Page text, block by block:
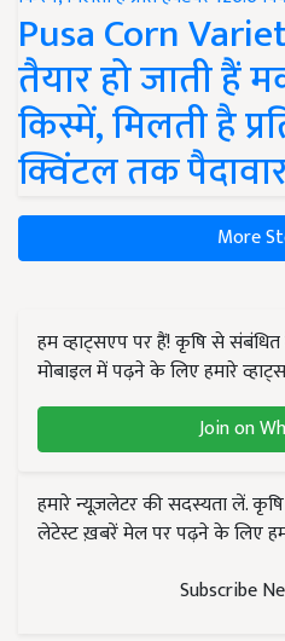
Pusa Corn
तैयार हो जाती हैं
किस्में, मिलती है
क्विंटल तक
More
हम व्हाट्सएप पर हैं! कृषि से
मोबाइल में पढ़ने के लिए हमारे
Join on
हमारे न्यूज़लेटर की सदस्यता लें.
लेटेस्ट ख़बरें मेल पर पढ़ने के लिए
Subscribe